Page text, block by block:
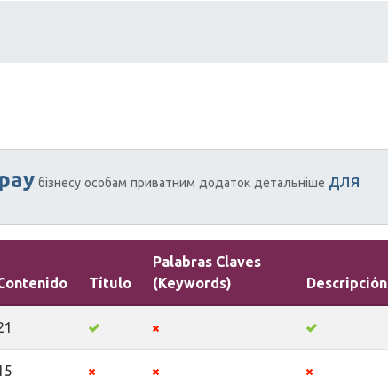
бізнесу особам приватним додаток детальніше для
Título
Palabras Claves
(Keywords)
Descripción